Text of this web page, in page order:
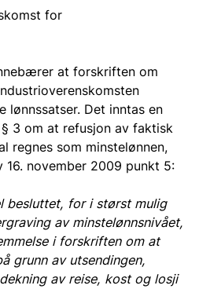
for
at forskriften om
lønnssatser. Det inntas en
3 om at refusjon av faktisk
regnes som minstelønnen,
16. november 2009 punkt 5:
besluttet, for i størst mulig
av minstelønnsnivået,
i forskriften om at
grunn av utsendingen,
av reise, kost og losji